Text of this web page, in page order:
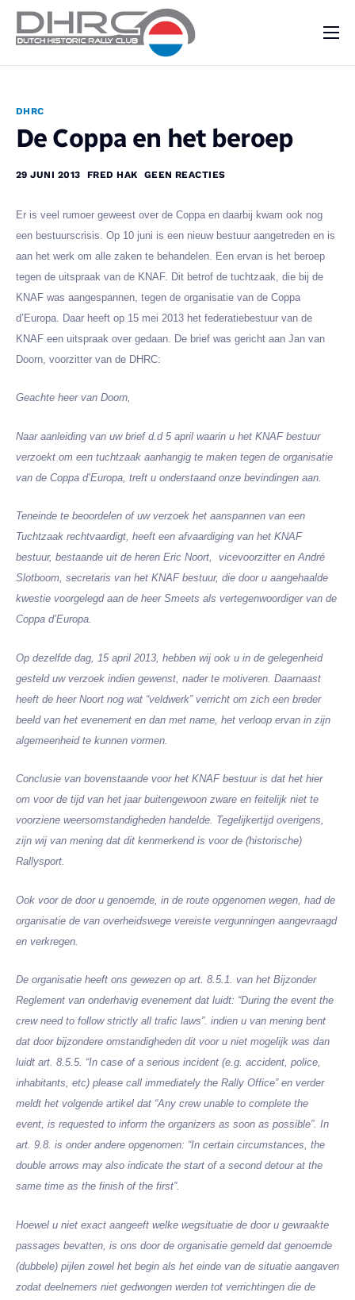
Vraag & Aanbod
DHRC
De Coppa en het beroep
29 JUNI 2013 FRED HAK GEEN REACTIES
Er is veel rumoer geweest over de Coppa en daarbij kwam ook nog
een bestuurscrisis. Op 10 juni is een nieuw bestuur aangetreden en is
aan het werk om alle zaken te behandelen. Een ervan is het beroep
tegen de uitspraak van de KNAF. Dit betrof de tuchtzaak, die bij de
KNAF was aangespannen, tegen de organisatie van de Coppa
d’Europa. Daar heeft op 15 mei 2013 het federatiebestuur van de
KNAF een uitspraak over gedaan. De brief was gericht aan Jan van
Doorn, voorzitter van de DHRC:
Geachte heer van Doorn,
Naar aanleiding van uw brief d.d 5 april waarin u het KNAF bestuur
verzoekt om een tuchtzaak aanhangig te maken tegen de organisatie
van de Coppa d’Europa, treft u onderstaand onze bevindingen aan.
Teneinde te beoordelen of uw verzoek het aanspannen van een
Tuchtzaak rechtvaardigt, heeft een afvaardiging van het KNAF
bestuur, bestaande uit de heren Eric Noort,
vicevoorzitter en André
Slotboom, secretaris van het KNAF bestuur, die door u aangehaalde
kwestie voorgelegd aan de heer Smeets als vertegenwoordiger van de
Coppa d’Europa.
Op dezelfde dag, 15 april 2013, hebben wij ook u in de gelegenheid
gesteld uw verzoek indien gewenst, nader te motiveren. Daarnaast
heeft de heer Noort nog wat “veldwerk” verricht om zich een breder
beeld van het evenement en dan met name, het verloop ervan in zijn
algemeenheid te kunnen vormen.
Conclusie van bovenstaande voor het KNAF bestuur is dat het hier
om voor de tijd van het jaar buitengewoon zware en feitelijk niet te
voorziene weersomstandigheden handelde. Tegelijkertijd overigens,
zijn wij van mening dat dit kenmerkend is voor de (historische)
Rallysport.
Ook voor de door u genoemde, in de route opgenomen wegen, had de
organisatie de van overheidswege vereiste vergunningen aangevraagd
en verkregen.
De organisatie heeft ons gewezen op art. 8.5.1. van het Bijzonder
Reglement van onderhavig evenement dat luidt: “During the event the
crew need to follow strictly all trafic laws”. indien u van mening bent
dat door bijzondere omstandigheden dit voor u niet mogelijk was dan
luidt art. 8.5.5. “In case of a serious incident (e.g. accident, police,
inhabitants, etc) please call immediately the Rally Office”en verder
meldt het volgende artikel dat “Any crew unable to complete the
event, is requested to inform the organizers as soon as possible”. In
art. 9.8. is onder andere opgenomen: “In certain circumstances, the
double arrows may also indicate the start of a second detour at the
same time as the finish of the first”.
Hoewel u niet exact aangeeft welke wegsituatie de door u gewraakte
passages bevatten, is ons door de organisatie gemeld dat genoemde
(dubbele) pijlen zowel het begin als het einde van de situatie aangaven
zodat deelnemers niet gedwongen werden tot verrichtingen die de